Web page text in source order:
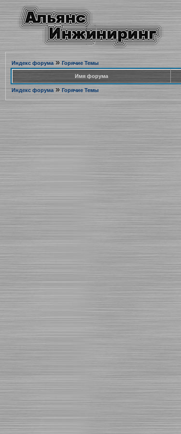
Индекс форума» Горячие Темы
Имя форума
Индекс форума» Горячие Темы